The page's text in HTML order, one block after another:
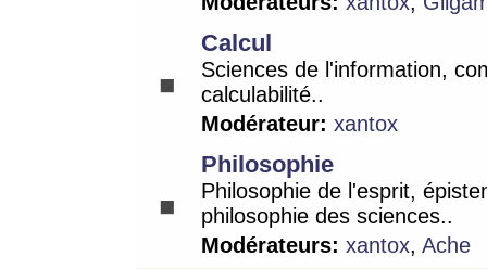
Calcul
Sciences de l'information,
calculabilité..
Modérateur: xantox
Philosophie
Philosophie de l'esprit,
philosophie des sciences..
Modérateurs: xantox, Ache